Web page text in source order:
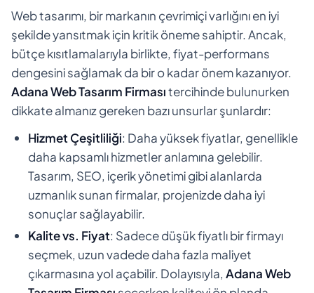
Web tasarımı, bir markanın çevrimiçi varlığını en iyi
şekilde yansıtmak için kritik öneme sahiptir. Ancak,
bütçe kısıtlamalarıyla birlikte, fiyat-performans
dengesini sağlamak da bir o kadar önem kazanıyor.
Adana Web Tasarım Firmasıtercihinde bulunurken
dikkate almanız gereken bazı unsurlar şunlardır:
Hizmet Çeşitliliği: Daha yüksek fiyatlar, genellikle
daha kapsamlı hizmetler anlamına gelebilir.
Tasarım, SEO, içerik yönetimi gibi alanlarda
uzmanlık sunan firmalar, projenizde daha iyi
sonuçlar sağlayabilir.
Kalite vs. Fiyat: Sadece düşük fiyatlı bir firmayı
seçmek, uzun vadede daha fazla maliyet
çıkarmasına yol açabilir. Dolayısıyla, Adana Web